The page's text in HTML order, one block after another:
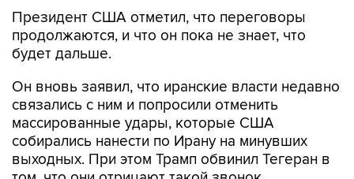
будет дальше.
Он вновь заявил, что иранские власти недавно
массированные удары, которые США
собирались нанести по Ирану на минувших
выходных. При этом Трамп обвинил Тегеран в
том, что они отрицают такой звонок.